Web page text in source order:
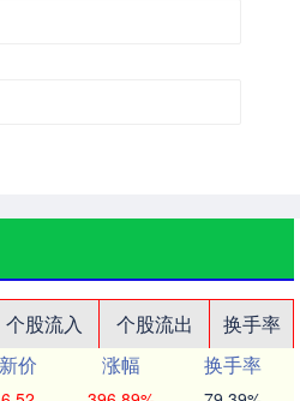
个股流入 个股流出
换手率
价 涨幅
换手率